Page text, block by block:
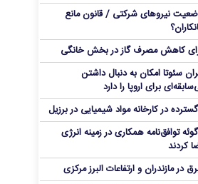
نیروهای شرکتی / قانون مانع
کاهش مصرف گاز در بخش خانگی
سئوتا امکان به دنبال داشتن
برای اروپا را دارد
در کارخانه مواد شیمیایی در برزیل
توافق‌نامه همکاری در زمینه انرژی
کردند
در مازندران و ارتفاعات البرز مرکزی